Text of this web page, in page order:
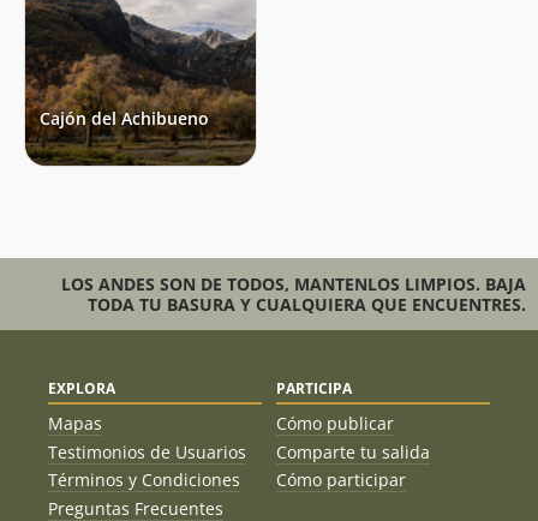
Cajón del Achibueno
LOS ANDES SON DE TODOS, MANTENLOS LIMPIOS. BAJA
TODA TU BASURA Y CUALQUIERA QUE ENCUENTRES.
EXPLORA
Mapas
Testimonios de Usuarios
Términos y Condiciones
Preguntas Frecuentes
PARTICIPA
Cómo publicar
Comparte tu salida
Cómo participar